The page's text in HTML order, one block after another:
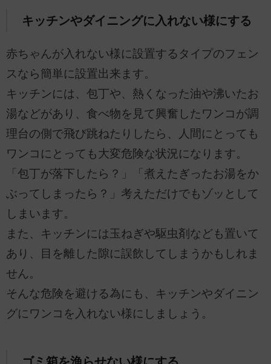
キッチンやダイニングに入れない様にする
赤ちゃんが入れない様に設置するタイプのフェン
スなら簡単に設置出来ます。
キッチンには、包丁や、熱くなった油や沸いたお
湯などがあり、食べ物を見て興奮したワンコが調
理台の側で飛び跳ねたりしたら、人間にとっても
ワンコにとっても大変危険な状況になります。
「包丁が落下したら？」「煮えたぎったお湯をか
ぶってしまったら？」考えただけでもゾッとして
しまいます。
また、キッチンには玉ねぎや駆虫剤なども置いて
あり、目を離した隙に誤飲してしまうかもしれま
せん。
そんな危険を避ける為にも、キッチンやダイニン
グにワンコを入れない様にしましょう。